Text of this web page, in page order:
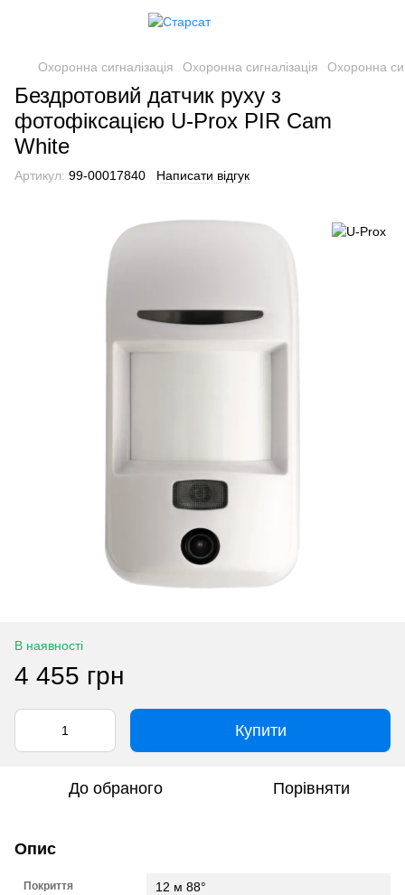
Охоронна сигналізація Охоронна сигналізація Охоронна
Бездротовий датчик руху з
фотофіксацією U-Prox PIR Cam
White
Артикул: 99-00017840 Написати відгук
В наявності
4 455 грн
Купити
До обраного Порівняти
Опис
Покриття 12 м 88°